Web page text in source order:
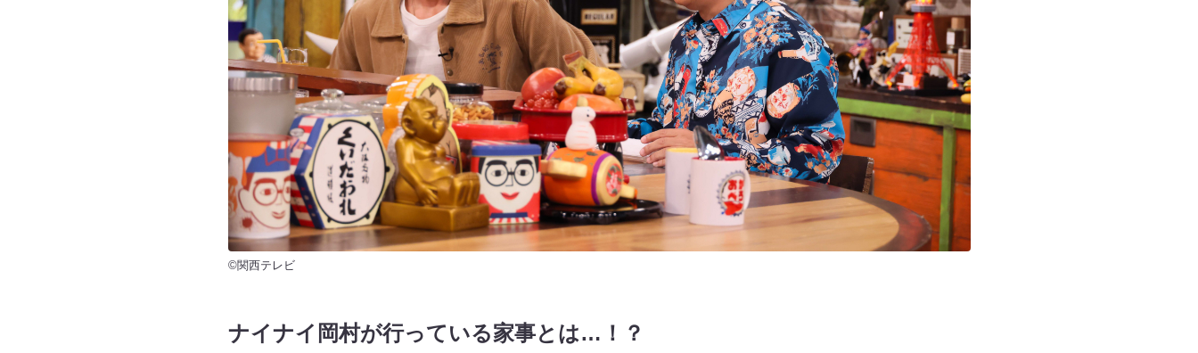
©関西テレビ
ナイナイ岡村が行っている家事とは…！？